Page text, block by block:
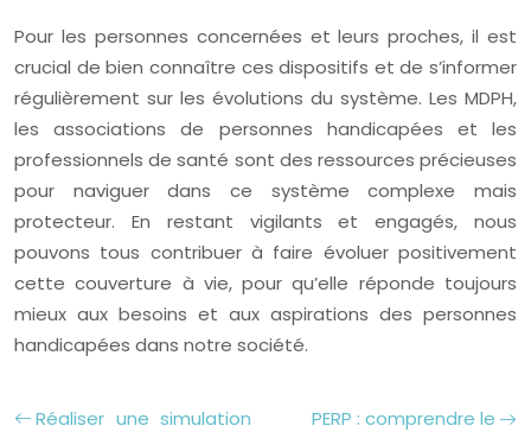
Pour les personnes concernées et leurs proches, il est
crucial de bien connaître ces dispositifs et de s’informer
régulièrement sur les évolutions du système. Les MDPH,
les associations de personnes handicapées et les
professionnels de santé sont des ressources précieuses
pour naviguer dans ce système complexe mais
protecteur. En restant vigilants et engagés, nous
pouvons tous contribuer à faire évoluer positivement
cette couverture à vie, pour qu’elle réponde toujours
mieux aux besoins et aux aspirations des personnes
handicapées dans notre société.
Réaliser une simulation
PERP : comprendre le